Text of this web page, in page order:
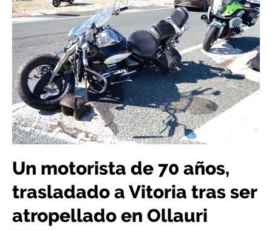
Un motorista de 70 años,
trasladado a Vitoria tras ser
atropellado en Ollauri